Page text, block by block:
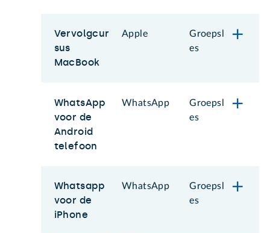
Vervolgcur
sus
MacBook
Apple
Groepsl
es
WhatsApp
voor de
Android
telefoon
WhatsApp
Groepsl
es
Whatsapp
voor de
iPhone
WhatsApp
Groepsl
es